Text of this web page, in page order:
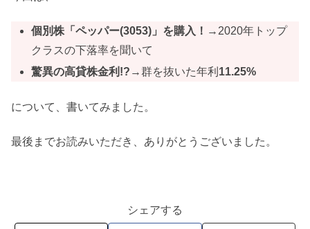
個別株「ペッパー(3053)」を購入！ →2020年トップ
クラスの下落率を聞いて
驚異の高貸株金利!? →群を抜いた年利 11.25%
について、書いてみました。
最後までお読みいただき、ありがとうございました。
シェアする